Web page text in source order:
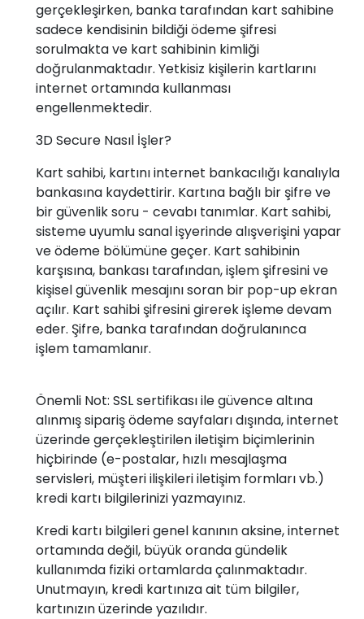
gerçekleşirken, banka tarafından kart sahibine
sadece kendisinin bildiği ödeme şifresi
sorulmakta ve kart sahibinin kimliği
doğrulanmaktadır. Yetkisiz kişilerin kartlarını
internet ortamında kullanması
engellenmektedir.
3D Secure Nasıl İşler?
Kart sahibi, kartını internet bankacılığı kanalıyla
bankasına kaydettirir. Kartına bağlı bir şifre ve
bir güvenlik soru - cevabı tanımlar. Kart sahibi,
sisteme uyumlu sanal işyerinde alışverişini yapar
ve ödeme bölümüne geçer. Kart sahibinin
karşısına, bankası tarafından, işlem şifresini ve
kişisel güvenlik mesajını soran bir pop-up ekran
açılır. Kart sahibi şifresini girerek işleme devam
eder. Şifre, banka tarafından doğrulanınca
işlem tamamlanır.
Önemli Not: SSL sertifikası ile güvence altına
alınmış sipariş ödeme sayfaları dışında, internet
üzerinde gerçekleştirilen iletişim biçimlerinin
hiçbirinde (e-postalar, hızlı mesajlaşma
servisleri, müşteri ilişkileri iletişim formları vb.)
kredi kartı bilgilerinizi yazmayınız.
Kredi kartı bilgileri genel kanının aksine, internet
ortamında değil, büyük oranda gündelik
kullanımda fiziki ortamlarda çalınmaktadır.
Unutmayın, kredi kartınıza ait tüm bilgiler,
kartınızın üzerinde yazılıdır.